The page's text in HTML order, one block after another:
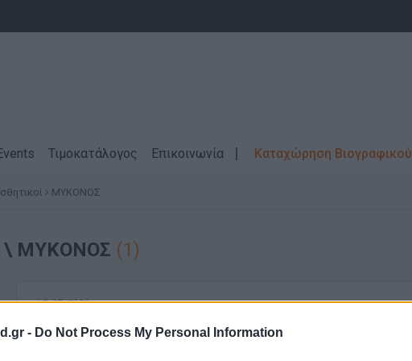
- Do Not Process My Personal Information
Τιμοκατάλογος Επικοινωνία Καταχώρηση Βιογραφικού
ΜΥΚΟΝΟΣ
\ ΜΥΚΟΝΟΣ (1)
15/07/2026
Τουρισμός - Ξενοδοχεία